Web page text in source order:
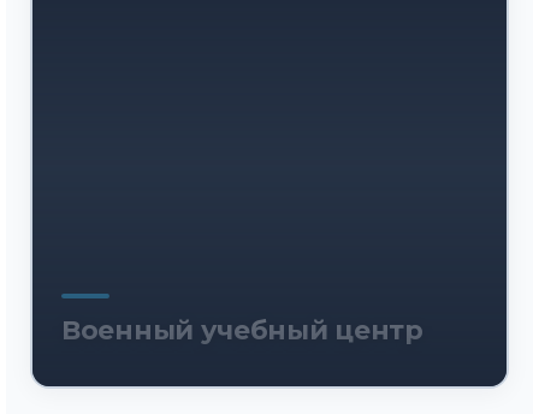
Военный учебный центр